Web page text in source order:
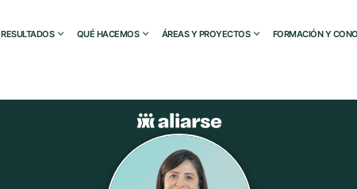
RESULTADOS QUÉ HACEMOS ÁREAS Y PROYECTOS FORMACIÓN Y